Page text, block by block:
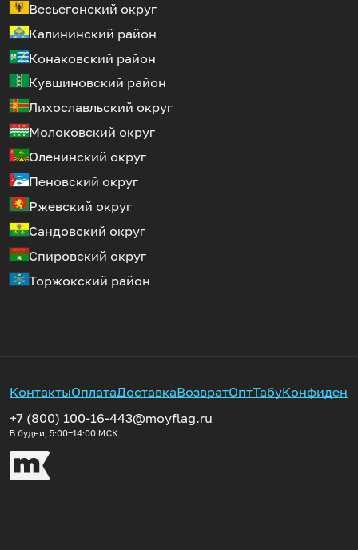
Весьегонский округ
Калининский район
Конаковский район
Кувшиновский район
Лихославльский округ
Молоковский округ
Оленинский округ
Пеновский округ
Ржевский округ
Сандовский округ
Спировский округ
Торжокский район
КонтактыОплатаДоставкаВозвратОптТабу
+7 (800) 100-16-44
В будни, 5:00‒14:00 МСК
3@moyflag.ru